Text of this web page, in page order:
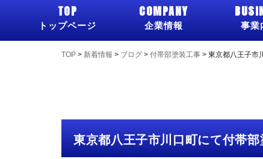
TOP
トップページ
COMPANY
企業情報 事業
TOP > 新着情報 > ブログ > 付帯部塗装工事 > 東京都八王子市
東京都八王子市川口町にて付帯部